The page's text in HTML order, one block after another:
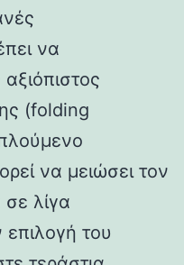
να
(folding
να μειώσει τον
λίγα
του